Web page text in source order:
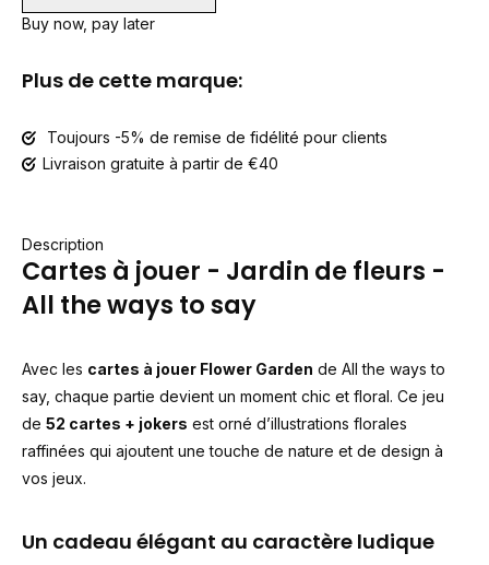
Buy now, pay later
Plus de cette marque:
Toujours -5% de remise de fidélité pour clients
Livraison gratuite à partir de €40
Description
Cartes à jouer - Jardin de fleurs -
All the ways to say
Avec les cartes à jouer Flower Garden de All the ways to
say, chaque partie devient un moment chic et floral. Ce jeu
de 52 cartes + jokers est orné d’illustrations florales
raffinées qui ajoutent une touche de nature et de design à
vos jeux.
Un cadeau élégant au caractère ludique